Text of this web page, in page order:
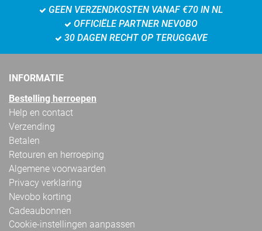
GEEN VERZENDKOSTEN VANAF €70 IN NL
OFFICIËLE PARTNER NEVOBO
30 DAGEN RECHT OP TERUGGAVE
INFORMATIE
Bestelling herroepen
Help en contact
Verzending
Betalen
Retouren en herroeping
Algemene voorwaarden
Privacy verklaring
Nevobo korting
Cadeaubonnen
Cookie-instellingen aanpassen